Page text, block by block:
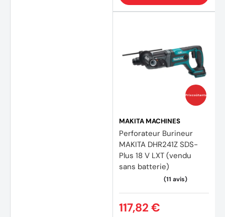
Prix coûtants
MAKITA MACHINES
Perforateur Burineur
MAKITA DHR241Z SDS-
Plus 18 V LXT (vendu
sans batterie)
117,82 €